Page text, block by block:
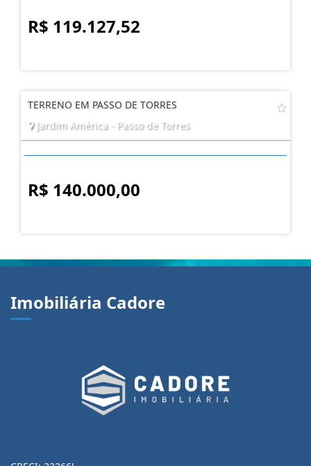
R$ 119.127,52
TERRENO EM PASSO DE TORRES
Jardim América - Passo de Torres
R$ 140.000,00
Imobiliária Cadore